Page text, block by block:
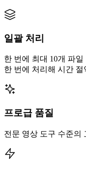
일괄 처리
한 번에 최대 10개 파
한 번에 처리해 시간 절
프로급 품질
전문 영상 도구 수준의